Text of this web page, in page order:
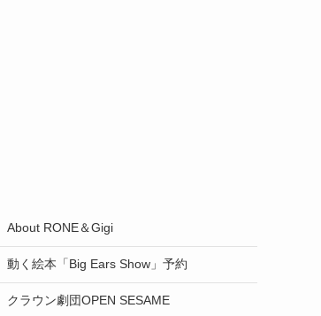
About RONE＆Gigi
動く絵本「Big Ears Show」予約
クラウン劇団OPEN SESAME